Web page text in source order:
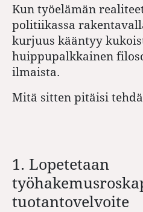
Kun työelämän
politiikassa
kurjuus kääntyy
huippupalkkainen
ilmaista.
Mitä sitten pitäisi
1. Lopetetaan
tuotantovelvoite